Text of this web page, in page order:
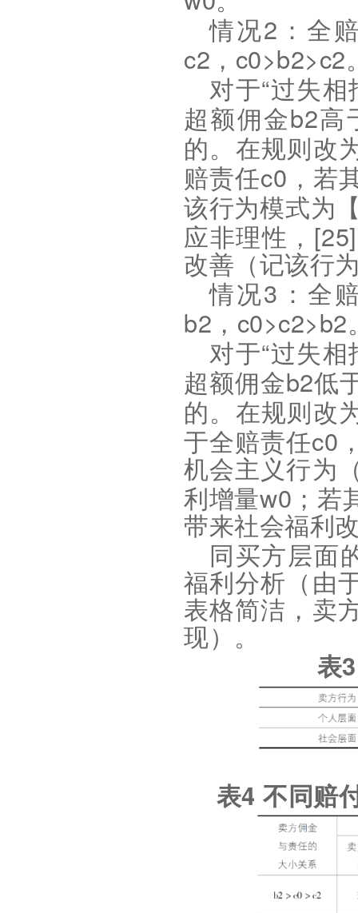
情况2 ：全
c2 ， c0>b2>c2
对于“过失相
超额佣金b2高
的。在规则改
赔责任c0 ，若
该行为模式为
应非理性， [25]
改善（记该行
情况3 ：全
b2 ， c0>c2>b2
对于“过失相
超额佣金b2低
的。在规则改
于全赔责任c0
机会主义行为
利增量w0 ；
带来社会福利
同买方层面
福利分析（由
表格简洁，卖
现） 。
表
表4不同赔